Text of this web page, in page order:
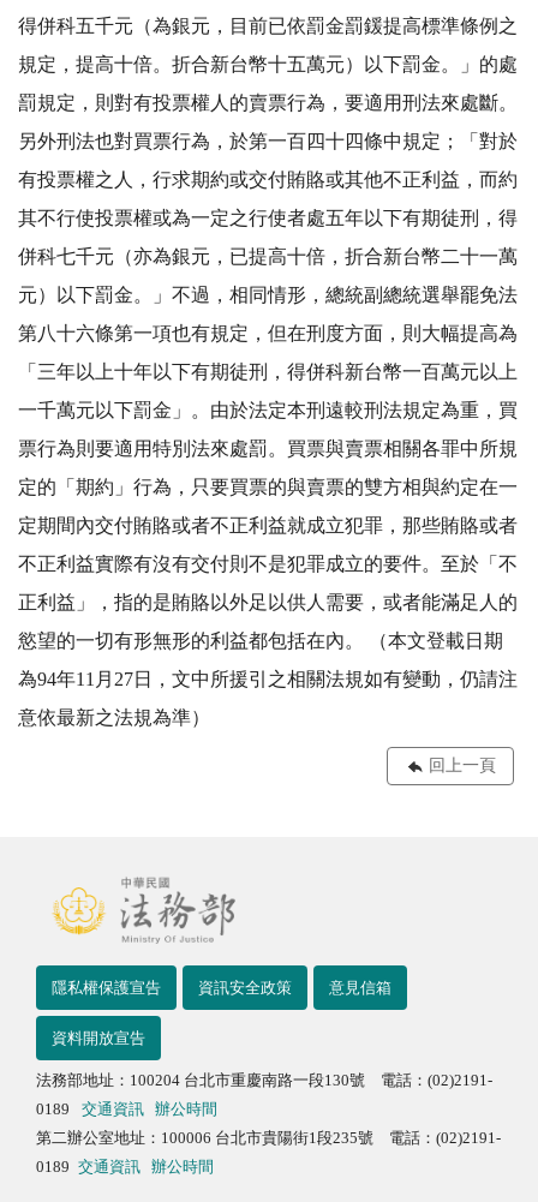
得併科五千元（為銀元，目前已依罰金罰鍰提高標準條例之
規定，提高十倍。折合新台幣十五萬元）以下罰金。」的處
罰規定，則對有投票權人的賣票行為，要適用刑法來處斷。
另外刑法也對買票行為，於第一百四十四條中規定；「對於
有投票權之人，行求期約或交付賄賂或其他不正利益，而約
其不行使投票權或為一定之行使者處五年以下有期徒刑，得
併科七千元（亦為銀元，已提高十倍，折合新台幣二十一萬
元）以下罰金。」不過，相同情形，總統副總統選舉罷免法
第八十六條第一項也有規定，但在刑度方面，則大幅提高為
「三年以上十年以下有期徒刑，得併科新台幣一百萬元以上
一千萬元以下罰金」。由於法定本刑遠較刑法規定為重，買
票行為則要適用特別法來處罰。買票與賣票相關各罪中所規
定的「期約」行為，只要買票的與賣票的雙方相與約定在一
定期間內交付賄賂或者不正利益就成立犯罪，那些賄賂或者
不正利益實際有沒有交付則不是犯罪成立的要件。至於「不
正利益」，指的是賄賂以外足以供人需要，或者能滿足人的
慾望的一切有形無形的利益都包括在內。 （本文登載日期
為94年11月27日，文中所援引之相關法規如有變動，仍請注
意依最新之法規為準）
回上一頁
隱私權保護宣告 資訊安全政策 意見信箱
資料開放宣告
法務部地址：100204 台北市重慶南路一段130號 電話：(02)2191-
0189
交通資訊
辦公時間
第二辦公室地址：100006 台北市貴陽街1段235號 電話：(02)2191-
0189 交通資訊 辦公時間